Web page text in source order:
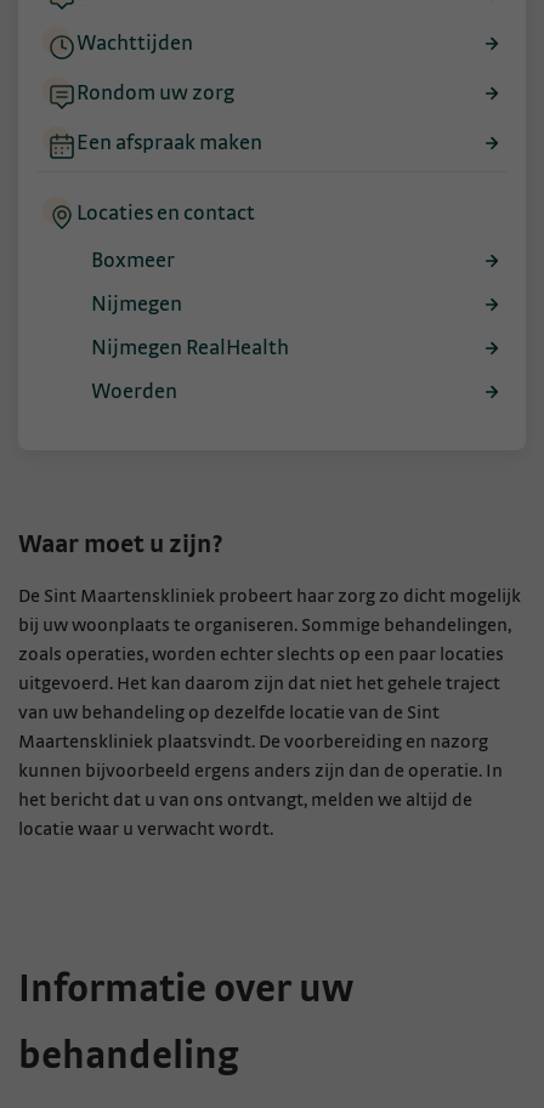
Wachttijden
Rondom uw zorg
Een afspraak maken
Locaties en contact
Boxmeer
Nijmegen
Nijmegen RealHealth
Woerden
Waar moet u zijn?
De Sint Maartenskliniek probeert haar zorg zo dicht mogelijk
bij uw woonplaats te organiseren. Sommige behandelingen,
zoals operaties, worden echter slechts op een paar locaties
uitgevoerd. Het kan daarom zijn dat niet het gehele traject
van uw behandeling op dezelfde locatie van de Sint
Maartenskliniek plaatsvindt. De voorbereiding en nazorg
kunnen bijvoorbeeld ergens anders zijn dan de operatie. In
het bericht dat u van ons ontvangt, melden we altijd de
locatie waar u verwacht wordt.
Informatie over uw
behandeling